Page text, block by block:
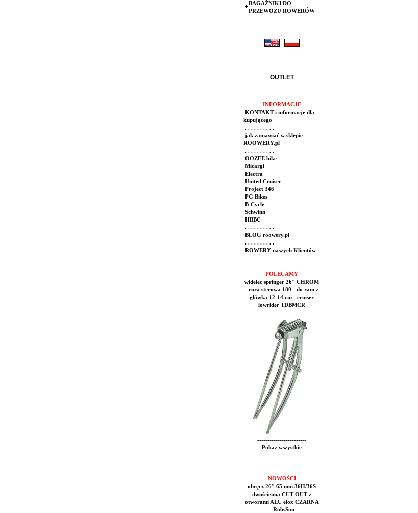
BAGAŻNIKI DO
PRZEWOZU ROWERÓW
.
OUTLET
INFORMACJE
KONTAKT i informacje dla
kupującego
. . . . . . . . . .
jak zamawiać w sklepie
ROOWERY.pl
. . . . . . . . . .
OOZEE bike
Micargi
Electra
United Cruiser
Project 346
PG Bikes
B-Cycle
Schwinn
HBBC
. . . . . . . . . .
BLOG roowery.pl
. . . . . . . . . .
ROWERY naszych Klientów
POLECAMY
widelec springer 26" CHROM
- rura sterowa 180 - do ram z
główką 12-14 cm - cruiser
lowrider TDBMCR
------------------------
Pokaż wszystkie
NOWOŚCI
obręcz 26" 65 mm 36H/36S
dwuścienna CUT-OUT z
otworami ALU elox CZARNA
- RobsSon